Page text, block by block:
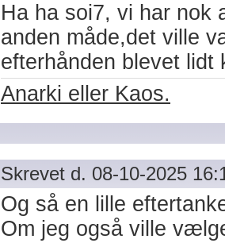
Ha ha soi7, vi har nok
anden måde,det ville
efterhånden blevet lidt
Anarki eller Kaos.
Skrevet d. 08-10-2025
Og så en lille
Om jeg også ville